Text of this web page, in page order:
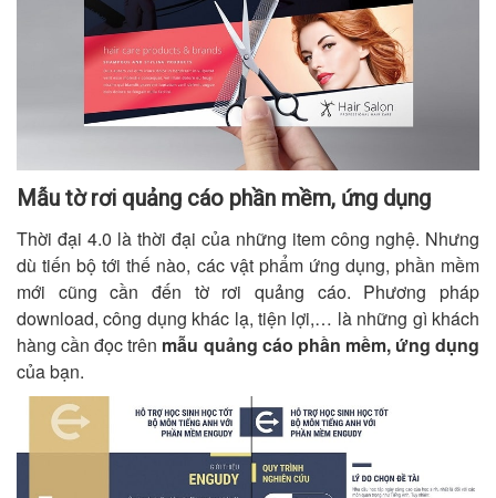
Mẫu tờ rơi quảng cáo phần mềm, ứng dụng
Thời đại 4.0 là thời đại của những item công nghệ. Nhưng
dù tiến bộ tới thế nào, các vật phẩm ứng dụng, phần mềm
mới cũng cần đến tờ rơi quảng cáo. Phương pháp
download, công dụng khác lạ, tiện lợi,… là những gì khách
hàng cần đọc trên mẫu quảng cáo phần mềm, ứng dụng
của bạn.